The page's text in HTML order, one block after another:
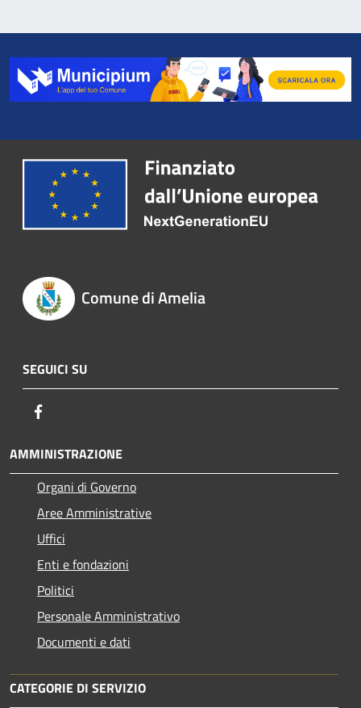
Comune di Amelia
SEGUICI SU
AMMINISTRAZIONE
Organi di Governo
Aree Amministrative
Uffici
Enti e fondazioni
Politici
Personale Amministrativo
Documenti e dati
CATEGORIE DI SERVIZIO